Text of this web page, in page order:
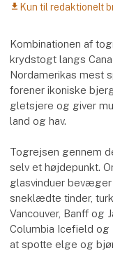
download Kun til redaktionelt
Kombinationen af
krydstogt langs
Nordamerikas mest
forener ikoniske
gletsjere og giver
land og hav.
Togrejsen gennem
selv et højdepunkt.
glasvinduer
sneklædte tinder,
Vancouver, Banff og
Columbia Icefield og
at spotte elge og